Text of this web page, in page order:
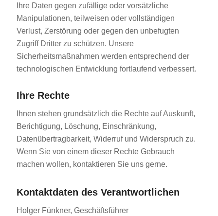
Ihre Daten gegen zufällige oder vorsätzliche
Manipulationen, teilweisen oder vollständigen
Verlust, Zerstörung oder gegen den unbefugten
Zugriff Dritter zu schützen. Unsere
Sicherheitsmaßnahmen werden entsprechend der
technologischen Entwicklung fortlaufend verbessert.
Ihre Rechte
Ihnen stehen grundsätzlich die Rechte auf Auskunft,
Berichtigung, Löschung, Einschränkung,
Datenübertragbarkeit, Widerruf und Widerspruch zu.
Wenn Sie von einem dieser Rechte Gebrauch
machen wollen, kontaktieren Sie uns gerne.
Kontaktdaten des Verantwortlichen
Holger Fünkner, Geschäftsführer